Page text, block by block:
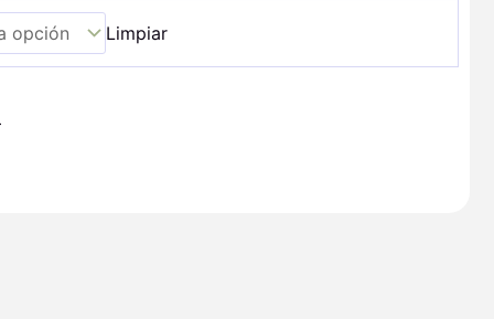
Limpiar